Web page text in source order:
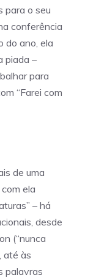
para o seu
conferência
do ano, ela
piada –
para
“Farei com
de uma
ela
– há
desde
(“nunca
até às
palavras